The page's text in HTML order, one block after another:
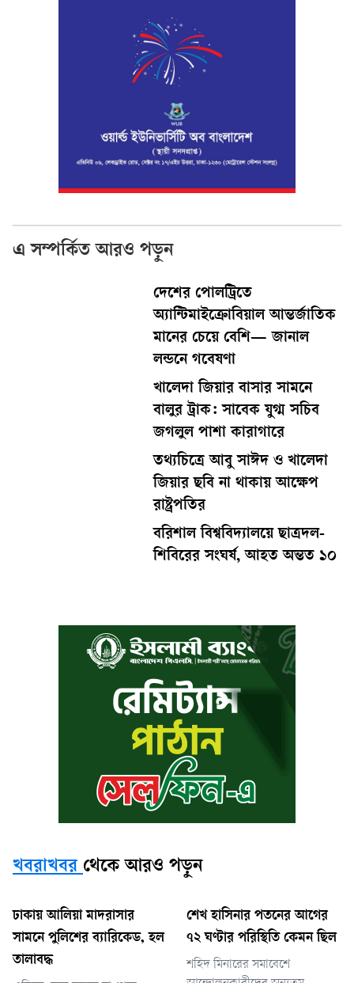
এ সম্পর্কিত আরও পড়ুন
দেশের পোলট্রিতে
অ্যান্টিমাইক্রোবিয়াল আন্তর্জাতিক
মানের চেয়ে বেশি— জানাল
লন্ডনে গবেষণা
খালেদা জিয়ার বাসার সামনে
বালুর ট্রাক: সাবেক যুগ্ম সচিব
জগলুল পাশা কারাগারে
তথ্যচিত্রে আবু সাঈদ ও খালেদা
জিয়ার ছবি না থাকায় আক্ষেপ
রাষ্ট্রপতির
বরিশাল বিশ্ববিদ্যালয়ে ছাত্রদল-
শিবিরের সংঘর্ষ, আহত অন্তত ১০
খবরাখবর থেকে আরও পড়ুন
ঢাকায় আলিয়া মাদরাসার
সামনে পুলিশের ব্যারিকেড, হল
তালাবদ্ধ
শেখ হাসিনার পতনের আগের
৭২ ঘণ্টার পরিস্থিতি কেমন ছিল
শহিদ মিনারের সমাবেশে